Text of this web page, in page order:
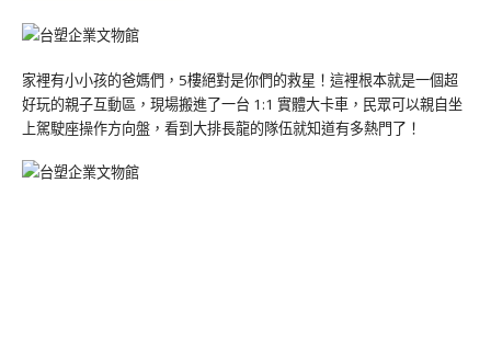
家裡有小小孩的爸媽們，5樓絕對是你們的救星！這裡根本就是一個超
好玩的親子互動區，現場搬進了一台 1:1 實體大卡車，民眾可以親自坐
上駕駛座操作方向盤，看到大排長龍的隊伍就知道有多熱門了！